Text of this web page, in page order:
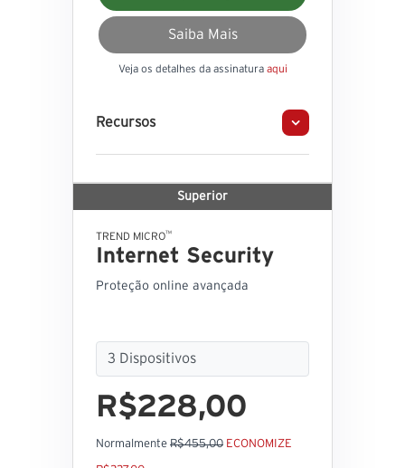
Saiba Mais
Veja os detalhes da assinatura aqui
Recursos
Superior
TREND MICRO™
Internet Security
Proteção online avançada
R$228,00
Normalmente R$455,00 ECONOMIZE